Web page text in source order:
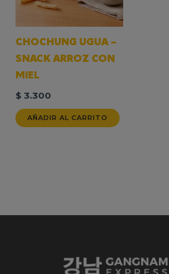
CHOCHUNG UGUA –
SNACK ARROZ CON
MIEL
$ 3.300
AÑADIR AL CARRITO